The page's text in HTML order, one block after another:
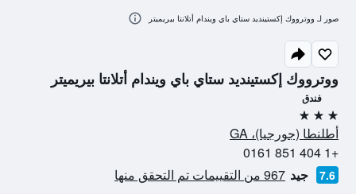
ووترووك إكستينديد ستاي باي ويندام أتلانتا بيريميتر
فندق
3 نجوم
أطلنطا (جورجيا)، GA
+1 404 851 0161
7.6 جيد 967 من التقييمات تم التحقق منها
صور لـ ووترووك إكستينديد ستاي باي ويندام أتلانتا بيريميتر